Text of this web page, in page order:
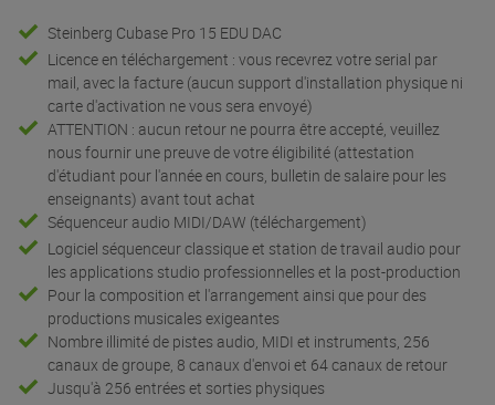
Steinberg Cubase Pro 15 EDU DAC
Licence en téléchargement : vous recevrez votre serial par
mail, avec la facture (aucun support d'installation physique ni
carte d'activation ne vous sera envoyé)
ATTENTION : aucun retour ne pourra être accepté, veuillez
nous fournir une preuve de votre éligibilité (attestation
d'étudiant pour l'année en cours, bulletin de salaire pour les
enseignants) avant tout achat
Séquenceur audio MIDI/DAW (téléchargement)
Logiciel séquenceur classique et station de travail audio pour
les applications studio professionnelles et la post-production
Pour la composition et l'arrangement ainsi que pour des
productions musicales exigeantes
Nombre illimité de pistes audio, MIDI et instruments, 256
canaux de groupe, 8 canaux d'envoi et 64 canaux de retour
Jusqu'à 256 entrées et sorties physiques